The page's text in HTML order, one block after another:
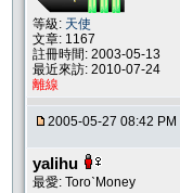
等級: 天使
文章: 1167
註冊時間: 2003-05-13
最近來訪: 2010-07-24
離線
2005-05-27 08:42 PM
yalihu
最愛: ToroˋMoney